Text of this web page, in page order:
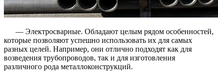
— Электросварные. Обладают целым рядом особенностей,
которые позволяют успешно использовать их для самых
разных целей. Например, они отлично подходят как для
возведения трубопроводов, так и для изготовления
различного рода металлоконструкций.